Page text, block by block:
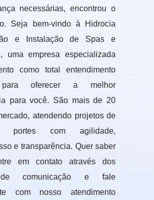
necessárias, encontrou o
Seja bem-vindo à Hidrocia
e Instalação de Spas e
uma empresa especializada
como total entendimento
oferecer a melhor
para você. São mais de 20
atendendo projetos de
portes com agilidade,
e transparência. Quer saber
em contato através dos
comunicação e fale
com nosso atendimento